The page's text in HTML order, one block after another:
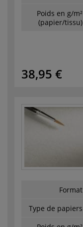
Poids en g/m²
(papier/tissu)
38,95 €
Format
Type de papiers